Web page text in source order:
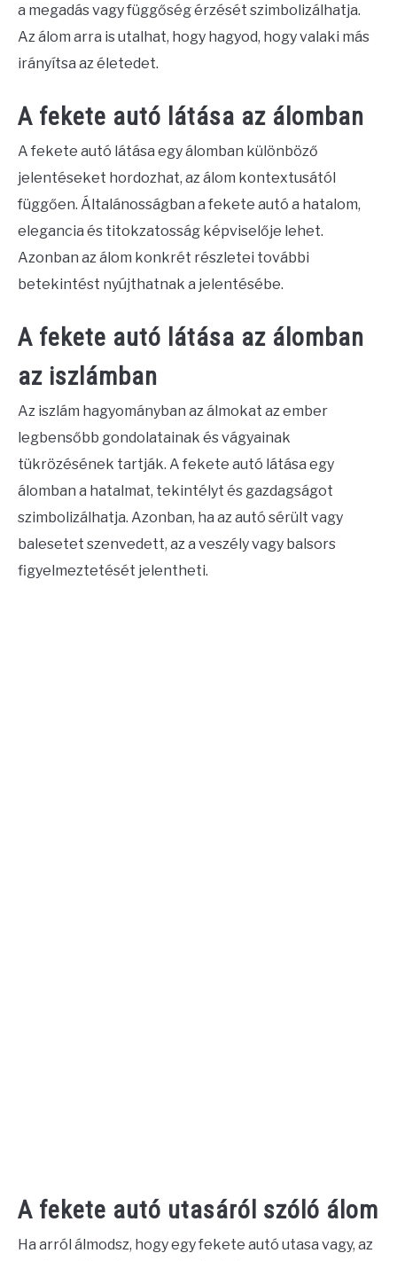
a megadás vagy függőség érzését szimbolizálhatja.
Az álom arra is utalhat, hogy hagyod, hogy valaki más
irányítsa az életedet.
A fekete autó látása az álomban
A fekete autó látása egy álomban különböző
jelentéseket hordozhat, az álom kontextusától
függően. Általánosságban a fekete autó a hatalom,
elegancia és titokzatosság képviselője lehet.
Azonban az álom konkrét részletei további
betekintést nyújthatnak a jelentésébe.
A fekete autó látása az álomban
az iszlámban
Az iszlám hagyományban az álmokat az ember
legbensőbb gondolatainak és vágyainak
tükrözésének tartják. A fekete autó látása egy
álomban a hatalmat, tekintélyt és gazdagságot
szimbolizálhatja. Azonban, ha az autó sérült vagy
balesetet szenvedett, az a veszély vagy balsors
figyelmeztetését jelentheti.
A fekete autó utasáról szóló álom
Ha arról álmodsz, hogy egy fekete autó utasa vagy, az